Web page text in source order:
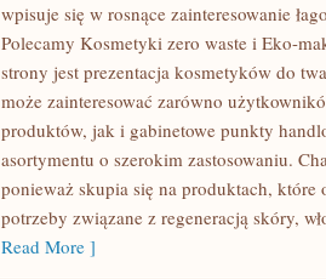
wpisuje się w rosnące zainteresowanie
Polecamy Kosmetyki zero waste i Eko-
strony jest prezentacja kosmetyków do
może zainteresować zarówno
produktów, jak i gabinetowe punkty
asortymentu o szerokim zastosowaniu.
ponieważ skupia się na produktach, które
potrzeby związane z regeneracją skóry,
Read More ]